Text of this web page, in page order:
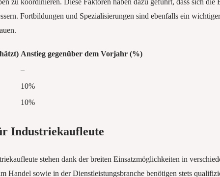
Fortbildungen und Spezialisierungen sind ebenfalls ein
Anstieg gegenüber dem Vorjahr (%)
–
10%
10%
Industriekaufleute
stehen dank der breiten Einsatzmöglichkeiten in
Handel sowie in der Dienstleistungsbranche benötigen stets